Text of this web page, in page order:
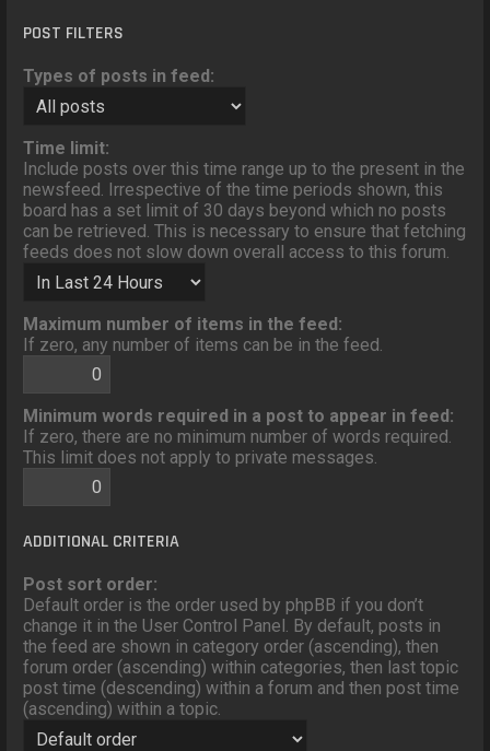
POST FILTERS
Types of posts in feed:
Time limit:
Include posts over this time range up to the present in the
newsfeed. Irrespective of the time periods shown, this
board has a set limit of 30 days beyond which no posts
can be retrieved. This is necessary to ensure that fetching
feeds does not slow down overall access to this forum.
Maximum number of items in the feed:
If zero, any number of items can be in the feed.
Minimum words required in a post to appear in feed:
If zero, there are no minimum number of words required.
This limit does not apply to private messages.
ADDITIONAL CRITERIA
Post sort order:
Default order is the order used by phpBB if you don’t
change it in the User Control Panel. By default, posts in
the feed are shown in category order (ascending), then
forum order (ascending) within categories, then last topic
post time (descending) within a forum and then post time
(ascending) within a topic.